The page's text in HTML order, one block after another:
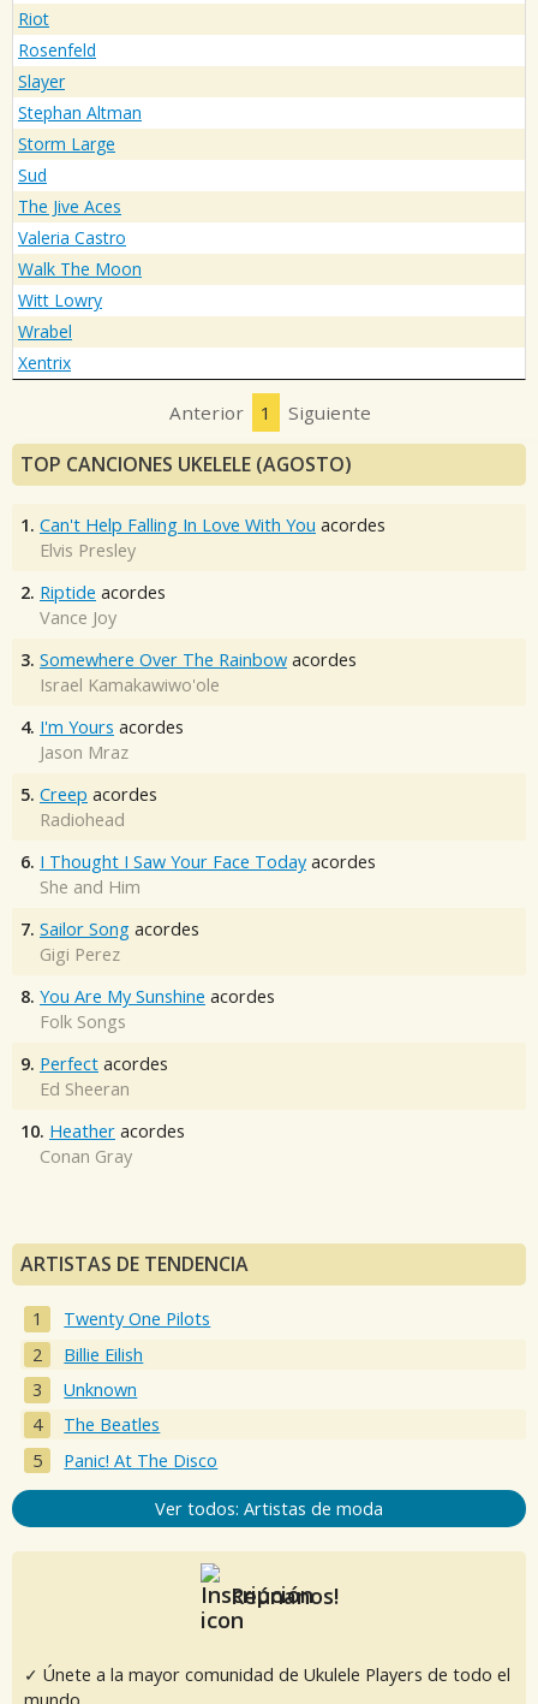
Riot
Rosenfeld
Slayer
Stephan Altman
Storm Large
Sud
The Jive Aces
Valeria Castro
Walk The Moon
Witt Lowry
Wrabel
Xentrix
Anterior 1 Siguiente
TOP CANCIONES UKELELE (AGOSTO)
1. Can't Help Falling In Love With You acordes
Elvis Presley
2. Riptide acordes
Vance Joy
3. Somewhere Over The Rainbow acordes
Israel Kamakawiwo'ole
4. I'm Yours acordes
Jason Mraz
5. Creep acordes
Radiohead
6. I Thought I Saw Your Face Today acordes
She and Him
7. Sailor Song acordes
Gigi Perez
8. You Are My Sunshine acordes
Folk Songs
9. Perfect acordes
Ed Sheeran
10. Heather acordes
Conan Gray
ARTISTAS DE TENDENCIA
Twenty One Pilots
Billie Eilish
Unknown
The Beatles
Panic! At The Disco
Ver todos: Artistas de moda
Reúnanos!
✓ Únete a la mayor comunidad de Ukulele Players de todo el